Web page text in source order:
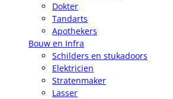
Dokter
Tandarts
Apothekers
Bouw en Infra
Schilders en stukadoors
Elektricien
Stratenmaker
Lasser